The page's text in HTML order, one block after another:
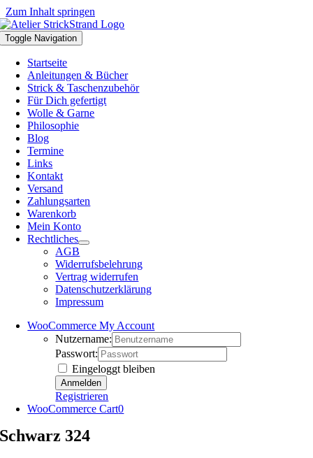
Zum Inhalt springen
Toggle Navigation
Startseite
Anleitungen & Bücher
Strick & Taschenzubehör
Für Dich gefertigt
Wolle & Garne
Philosophie
Blog
Termine
Links
Kontakt
Versand
Zahlungsarten
Warenkorb
Mein Konto
Rechtliches
AGB
Widerrufsbelehrung
Vertrag widerrufen
Datenschutzerklärung
Impressum
WooCommerce My Account
Nutzername:
Passwort:
Eingeloggt bleiben
Registrieren
WooCommerce Cart0
Schwarz 324